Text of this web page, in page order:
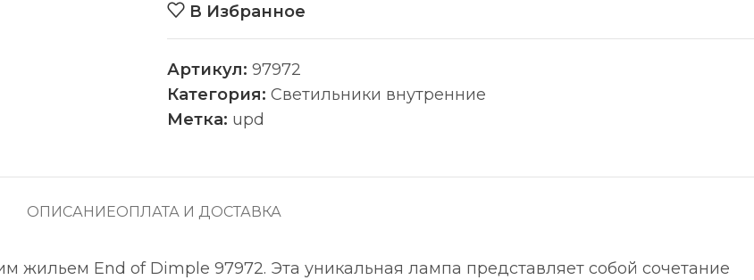
В Избранное
Артикул: 97972
Категория: Светильники внутренние
Метка: upd
ОПИСАНИЕОПЛАТА И ДОСТАВКА
жильем End of Dimple 97972. Эта уникальная лампа представляет собой сочетание